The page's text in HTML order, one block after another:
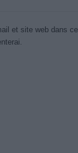
et site web dans